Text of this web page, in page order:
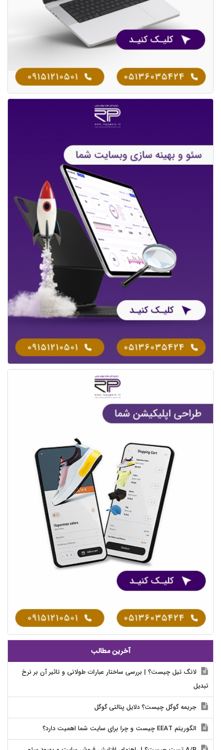
آخرین مطالب
لانگ تیل چیست؟ | بررسی ساختار عبارات طولانی و تاثیر آن بر نرخ
تبدیل
جریمه گوگل چیست؟ دلایل پنالتی گوگل
الگوریتم EEAT چیست و چرا برای سایت شما اهمیت دارد؟